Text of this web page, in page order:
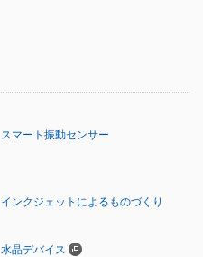
スマート振動センサー
インクジェットによるものづくり
水晶デバイス